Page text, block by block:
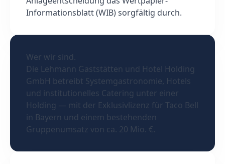
Informationsblatt (WIB) sorgfältig durch.
Wer wir sind.
Die Lehmann Gaststätten und Hotel Holding
GmbH betreibt Systemgastronomie, Hotels
und institutionelles Catering unter einer
Holding — mit der Exklusivlizenz für Taco Bell
in Bayern und einem bestehenden
Gruppenumsatz von ca. 20 Mio. €.